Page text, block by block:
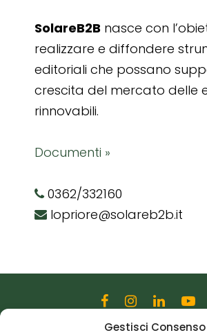
Gestisci Consenso
SolareB2B nasce con
realizzare e diffondere
editoriali che possano
crescita del mercato delle
rinnovabili.
Documenti »
0362/332160
lopriore@solareb2b.it